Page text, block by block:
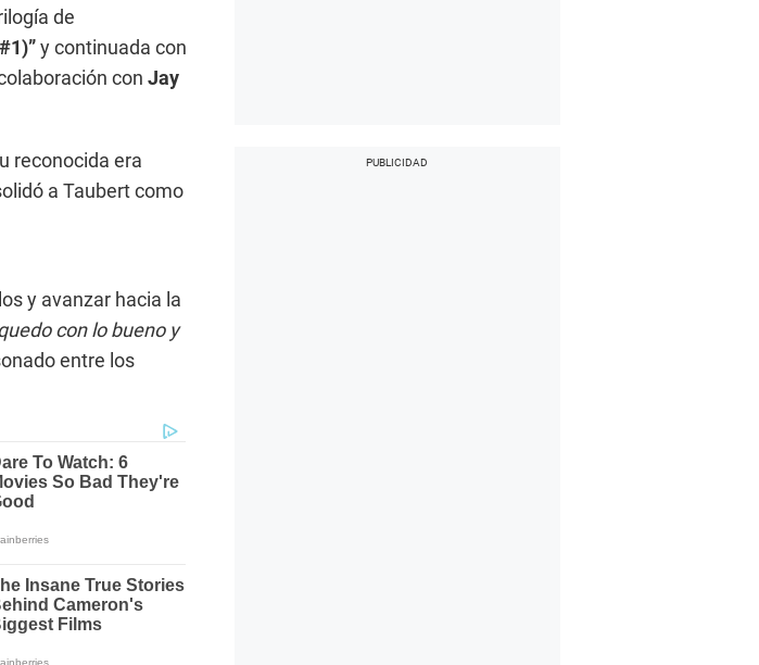
de
y continuada con
con Jay
reconocida era
a Taubert como
y avanzar hacia la
con lo bueno y
entre los